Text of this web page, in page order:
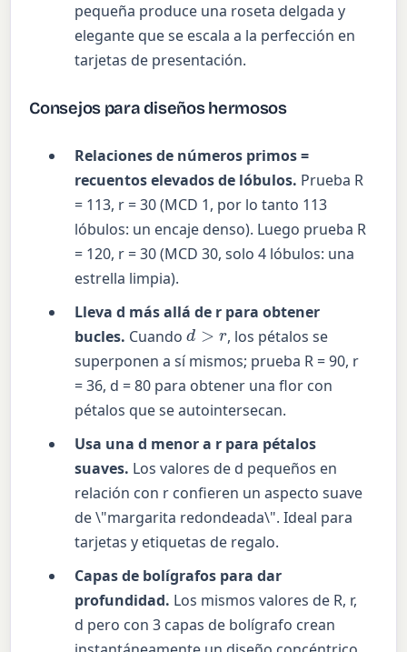
pequeña produce una roseta delgada y
elegante que se escala a la perfección en
tarjetas de presentación.
Consejos para diseños hermosos
Relaciones de números primos =
recuentos elevados de lóbulos. Prueba R
= 113, r = 30 (MCD 1, por lo tanto 113
lóbulos: un encaje denso). Luego prueba R
= 120, r = 30 (MCD 30, solo 4 lóbulos: una
estrella limpia).
Lleva d más allá de r para obtener
bucles. Cuandod >r
, los pétalos se
superponen a sí mismos; prueba R = 90, r
= 36, d = 80 para obtener una flor con
pétalos que se autointersecan.
Usa una d menor a r para pétalos
suaves. Los valores de d pequeños en
relación con r confieren un aspecto suave
de \"margarita redondeada\". Ideal para
tarjetas y etiquetas de regalo.
Capas de bolígrafos para dar
profundidad. Los mismos valores de R, r,
d pero con 3 capas de bolígrafo crean